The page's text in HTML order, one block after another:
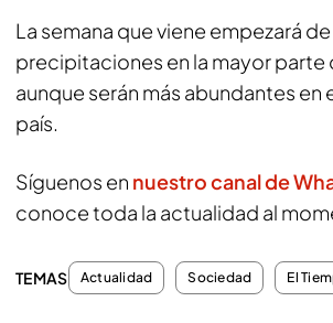
La semana que viene empezará
precipitaciones en la mayor parte
aunque serán más abundantes en
país.
Síguenos en nuestro canal de
conoce toda la actualidad al
TEMAS Actualidad Sociedad El